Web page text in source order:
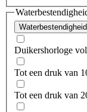
Waterbestendigheid
Duikershorloge
Tot een druk van
Tot een druk van